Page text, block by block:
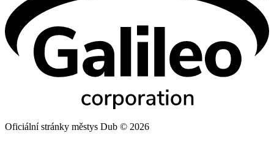
Oficiální stránky městys Dub © 2026